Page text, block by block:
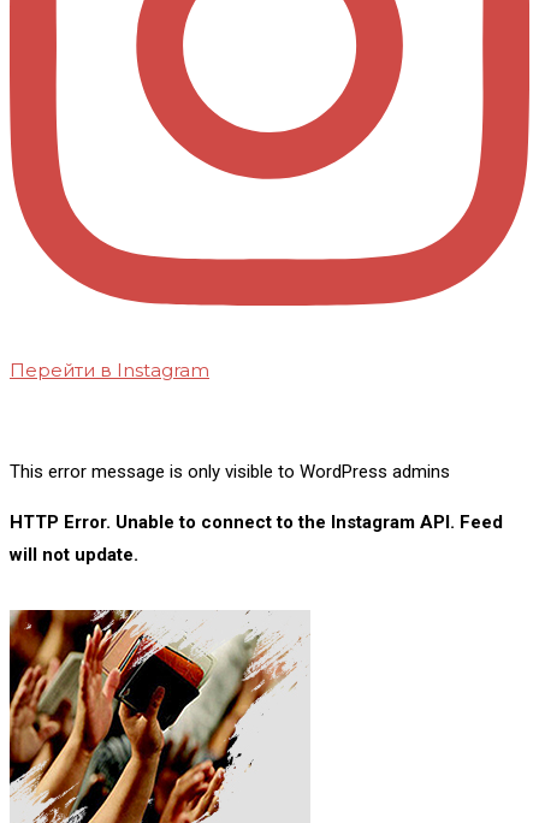
Перейти в Instagram
This error message is only visible to WordPress admins
HTTP Error. Unable to connect to the Instagram API. Feed
will not update.